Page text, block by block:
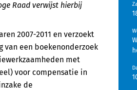
Raad verwijst hierbij
2007-2011 en verzoekt
van een boekenonderzoek
met
voor compensatie in
de